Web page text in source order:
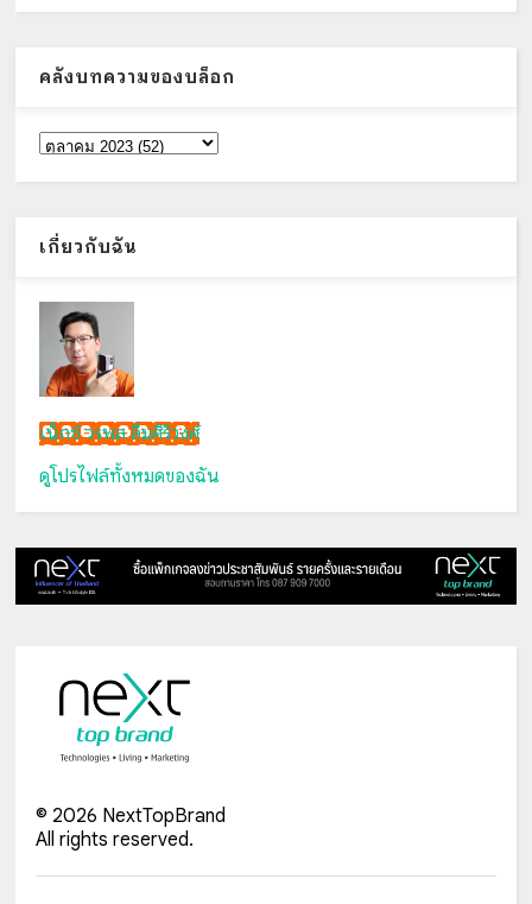
คลังบทความของบล็อก
เกี่ยวกับฉัน
เน็กซ์ วรพล ลิ่มศิริวงศ์
ดูโปรไฟล์ทั้งหมดของฉัน
© 2026 NextTopBrand
All rights reserved.